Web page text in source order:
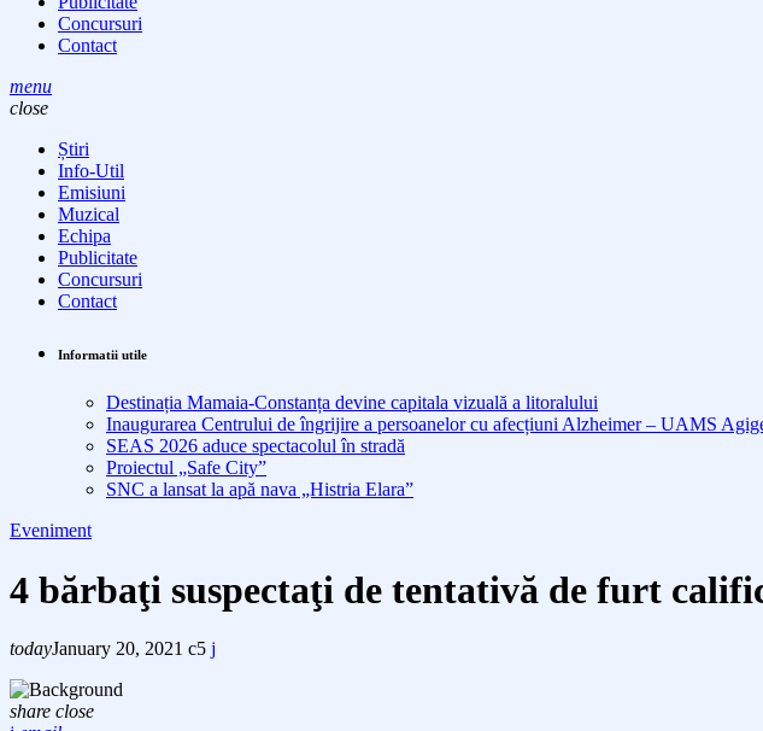
Concursuri
Contact
menu
close
Știri
Info-Util
Emisiuni
Muzical
Echipa
Publicitate
Concursuri
Contact
Informatii utile
Destinația Mamaia-Constanța devine capitala vizuală a litoralului
Inaugurarea Centrului de îngrijire a persoanelor cu afecțiuni Alzheimer – UAMS
SEAS 2026 aduce spectacolul în stradă
Proiectul „Safe City”
SNC a lansat la apă nava „Histria Elara”
Eveniment
4 bărbaţi suspectaţi de tentativă de furt
todayJanuary 20, 2021 5
share close